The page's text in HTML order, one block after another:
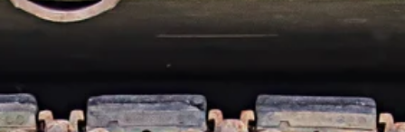
Newsreader